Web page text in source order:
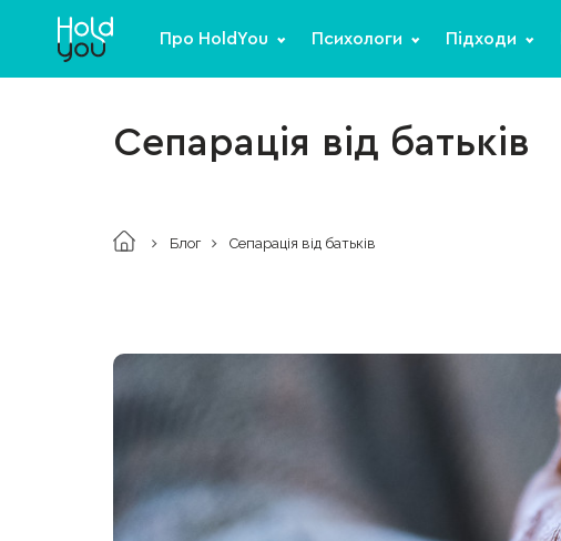
Про HoldYou Психологи Підходи
Сепарація від батьків
Блог Сепарація від батьків